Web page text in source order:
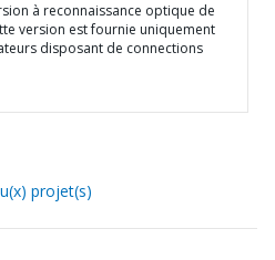
à reconnaissance optique de
version est fournie uniquement
disposant de connections
projet(s)